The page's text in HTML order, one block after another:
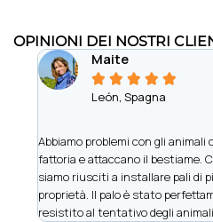
OPINIONI DEI NOSTRI
Maite
    
León, Spagna
Abbiamo problemi con gli
fattoria e attaccano il bestiame.
siamo riusciti a installare pali di
proprietà. Il palo è stato
resistito al tentativo degli